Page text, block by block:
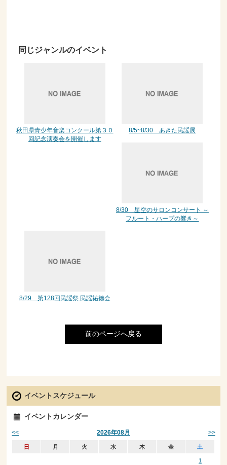
同じジャンルのイベント
秋田県青少年音楽コンクール第３０
回記念演奏会を開催します
8/5~8/30 あきた民謡展
8/30 星空のサロンコンサート ～
フルート・ハープの響き～
8/29 第128回民謡祭 民謡祐徳会
前のページへ戻る
イベントスケジュール
イベントカレンダー
2026年08月
<< >>
日 月 火 水 木 金 土
1